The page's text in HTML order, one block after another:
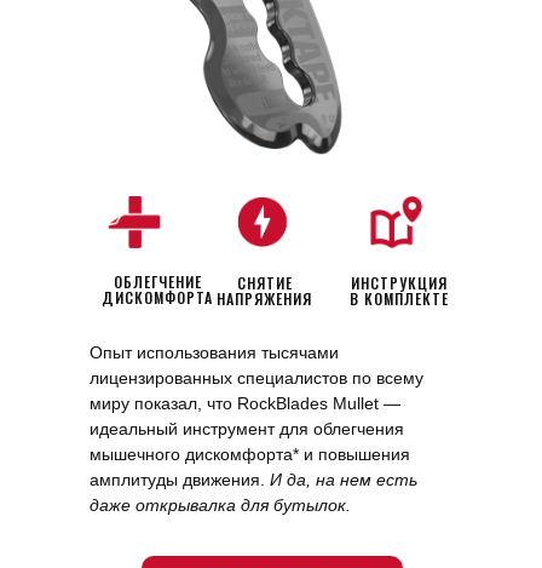
Опыт использования тысячами
лицензированных специалистов по всему
миру показал, что RockBlades Mullet —
идеальный инструмент для облегчения
мышечного дискомфорта* и повышения
амплитуды движения. И да, на нем есть
даже открывалка для бутылок.
ОБЛЕГЧЕНИЕ
ДИСКОМФОРТА
СНЯТИЕ
НАПРЯЖЕНИЯ
ИНСТРУКЦИЯ
В КОМПЛЕКТЕ